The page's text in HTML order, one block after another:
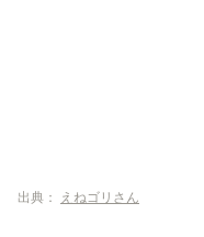
出典： えねゴリさん